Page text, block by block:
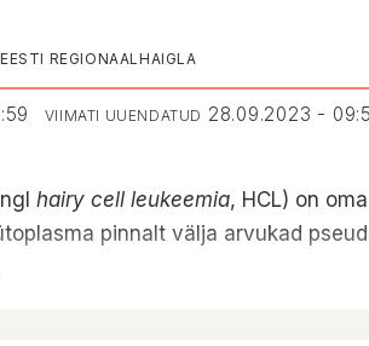
REGIONAALHAIGLA
VIIMATI UUENDATUD 28.09.2023 -
hairy cell leukeemia, HCL) on
pinnalt välja arvukad